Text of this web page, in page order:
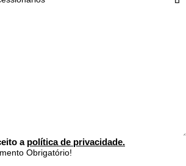
a política de privacidade.
Obrigatório!